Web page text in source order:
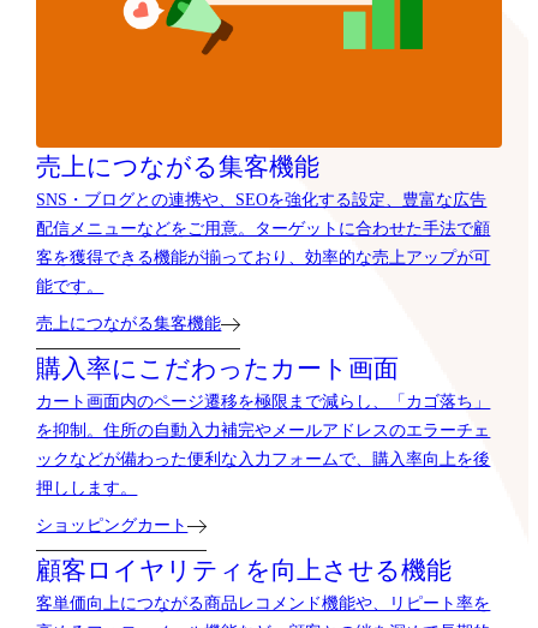
売上につながる集客機能
SNS・ブログとの連携や、SEOを強化する設定、豊富な広告
配信メニューなどをご用意。ターゲットに合わせた手法で顧
客を獲得できる機能が揃っており、効率的な売上アップが可
能です。
売上につながる集客機能
購入率にこだわったカート画面
カート画面内のページ遷移を極限まで減らし、「カゴ落ち」
を抑制。住所の自動入力補完やメールアドレスのエラーチェ
ックなどが備わった便利な入力フォームで、購入率向上を後
押しします。
ショッピングカート
顧客ロイヤリティを向上させる機能
客単価向上につながる商品レコメンド機能や、リピート率を